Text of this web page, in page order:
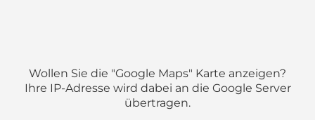
Wollen Sie die "Google Maps" Karte anzeigen?
Ihre IP-Adresse wird dabei an die Google Server
übertragen.